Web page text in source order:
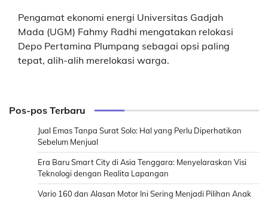
Pengamat ekonomi energi Universitas Gadjah
Mada (UGM) Fahmy Radhi mengatakan relokasi
Depo Pertamina Plumpang sebagai opsi paling
tepat, alih-alih merelokasi warga.
Pos-pos Terbaru
Jual Emas Tanpa Surat Solo: Hal yang Perlu Diperhatikan
Sebelum Menjual
Era Baru Smart City di Asia Tenggara: Menyelaraskan Visi
Teknologi dengan Realita Lapangan
Vario 160 dan Alasan Motor Ini Sering Menjadi Pilihan Anak